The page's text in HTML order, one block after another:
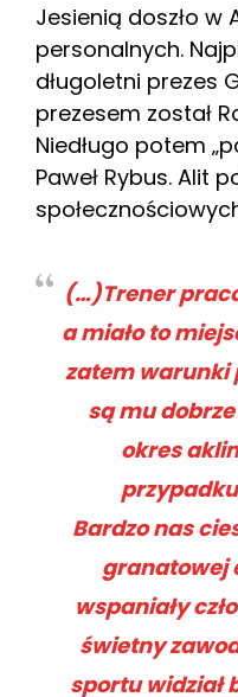
Jesienią doszło w
personalnych.
długoletni prezes
prezesem został
Niedługo potem
Paweł Rybus. Alit
(…)Trener
a miało to
zatem warunki
są mu
okres
Bardzo nas
granatowej
wspaniały
świetny
sportu widział